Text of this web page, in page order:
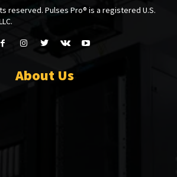
reserved. Pulses Pro® is a registered U.S.
About Us